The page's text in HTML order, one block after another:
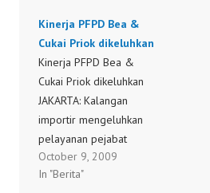
produk tekstil impor
dari kewajiban pe-
nelusuran teknis
(verifikasi) di negara
muat barang, dan dua
jenis tekstil dari tata
niaga impor, karena
perkembangan industri
dan pasar Indonesia
Kinerja PFPD Bea &
Cukai Priok dikeluhkan
Kinerja PFPD Bea &
Cukai Priok dikeluhkan
JAKARTA: Kalangan
importir mengeluhkan
pelayanan pejabat
fungsional pemeriksa
dokumen (PFPD) Kantor
October 9, 2009
In "Berita"